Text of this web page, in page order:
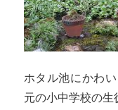
ホタル池にかわ
元の小中学校の生